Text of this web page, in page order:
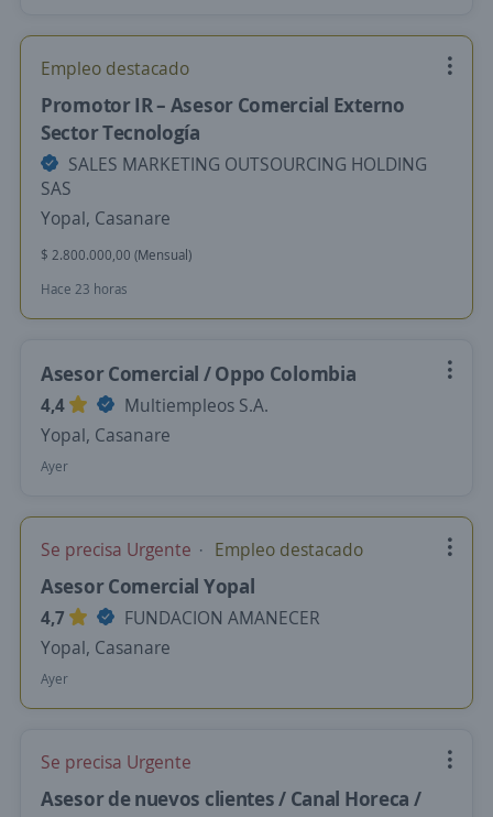
Empleo destacado
Promotor IR – Asesor Comercial Externo
Sector Tecnología
SALES MARKETING OUTSOURCING HOLDING
SAS
Yopal, Casanare
$ 2.800.000,00 (Mensual)
Hace 23 horas
Asesor Comercial / Oppo Colombia
4,4
Multiempleos S.A.
Yopal, Casanare
Ayer
Se precisa Urgente Empleo destacado
Asesor Comercial Yopal
4,7
FUNDACION AMANECER
Yopal, Casanare
Ayer
Se precisa Urgente
Asesor de nuevos clientes / Canal Horeca /